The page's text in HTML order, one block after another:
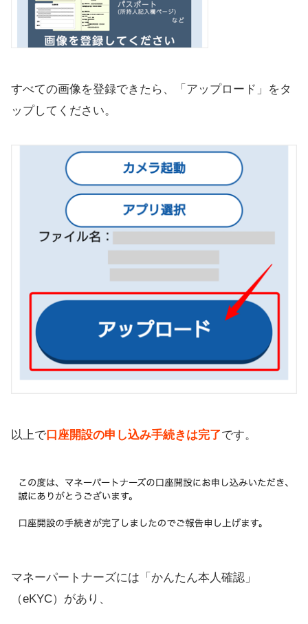
すべての画像を登録できたら、「アップロード」をタ
ップしてください。
以上で口座開設の申し込み手続きは完了です。
マネーパートナーズには「かんたん本人確認」
（eKYC）があり、